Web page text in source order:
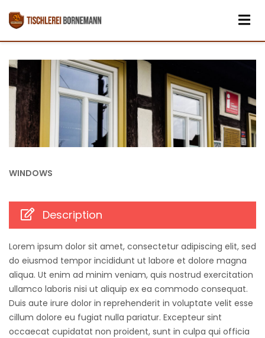
WINDOWS
Description
Lorem ipsum dolor sit amet, consectetur adipiscing elit, sed
do eiusmod tempor incididunt ut labore et dolore magna
aliqua. Ut enim ad minim veniam, quis nostrud exercitation
ullamco laboris nisi ut aliquip ex ea commodo consequat.
Duis aute irure dolor in reprehenderit in voluptate velit esse
cillum dolore eu fugiat nulla pariatur. Excepteur sint
occaecat cupidatat non proident, sunt in culpa qui officia